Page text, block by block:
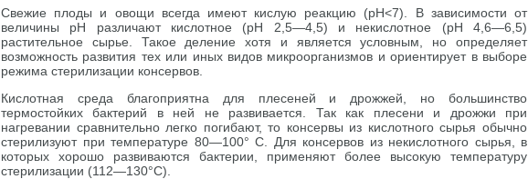
Свежие плоды и овощи всегда имеют кислую реакцию (рН<7). В зависимости от
величины pH различают кислотное (pH 2,5—4,5) и некислотное (pH 4,6—6,5)
растительное сырье. Такое деление хотя и является условным, но определяет
возможность развития тех или иных видов микроорганизмов и ориентирует в выборе
режима стерилизации консервов.
Кислотная среда благоприятна для плесеней и дрожжей, но большинство
термостойких бактерий в ней не развивается. Так как плесени и дрожжи при
нагревании сравнительно легко погибают, то консервы из кислотного сырья обычно
стерилизуют при температуре 80—100° С. Для консервов из некислотного сырья, в
которых хорошо развиваются бактерии, применяют более высокую температуру
стерилизации (112—130°С).